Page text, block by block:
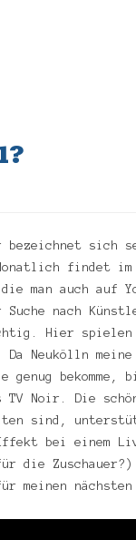
bezeichnet sich
findet im
man auch auf
Suche nach
Hier spielen
Neukölln meine
bekomme,
TV Noir. Die
sind,
bei einem
die Zuschauer?)
meinen